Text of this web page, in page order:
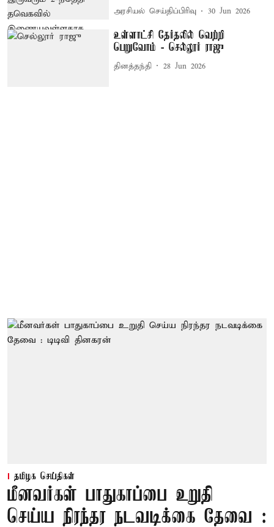
அரசியல் செய்திப்பிரிவு 30 Jun 2026
உள்ளாட்சி தேர்தலில் வெற்றி
பெறுவோம் - செல்லூர் ராஜு
தினத்தந்தி 28 Jun 2026
தமிழக செய்திகள்
மீனவர்கள் பாதுகாப்பை உறுதி
செய்ய நிரந்தர நடவடிக்கை தேவை :